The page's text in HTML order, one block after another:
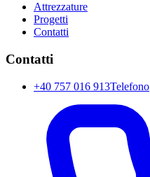
Attrezzature
Progetti
Contatti
Contatti
+40 757 016 913Telefono